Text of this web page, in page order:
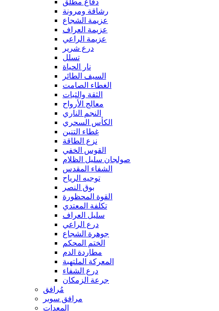
دفاع مطلق
رشاقة ومرونة
عزيمة الشجاع
عزيمة العراف
عزيمة الراعي
درع شرير
تسلل
نار الحياة
السيف الطائر
الغطاء الصامت
الثقة والثبات
معالج الأرواح
النجم الناري
الكأس السحري
غطاء التنين
نزع الطاقة
القوس الخفي
صولجان سليل الظلام
الشفاء المقدس
توجيه الرياح
بوق النصر
القوة المحظورة
تكلفة المعتدي
سليل العراف
درع الراعي
جوهرة الشجاع
الختم المحكم
مطاردة الدم
المعركة الملتهبة
درع الشفاء
جرعة الزمكان
مُرافق
مرافق سوبر
المعدات